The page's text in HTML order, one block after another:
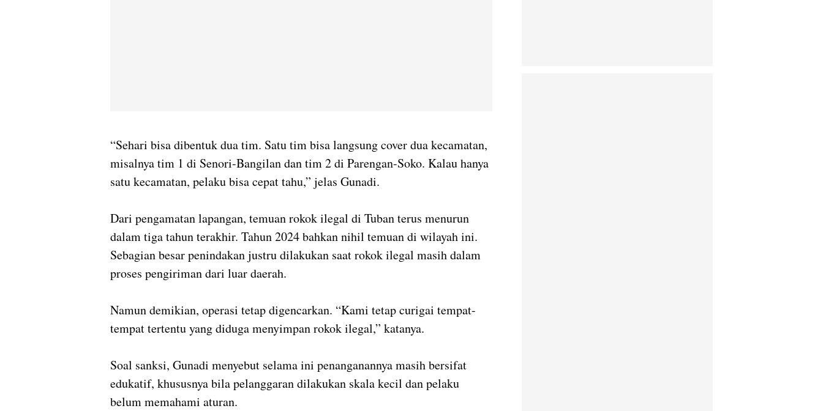
“Sehari bisa dibentuk dua tim. Satu tim bisa langsung cover dua kecamatan,
misalnya tim 1 di Senori-Bangilan dan tim 2 di Parengan-Soko. Kalau hanya
satu kecamatan, pelaku bisa cepat tahu,” jelas Gunadi.
Dari pengamatan lapangan, temuan rokok ilegal di Tuban terus menurun
dalam tiga tahun terakhir. Tahun 2024 bahkan nihil temuan di wilayah ini.
Sebagian besar penindakan justru dilakukan saat rokok ilegal masih dalam
proses pengiriman dari luar daerah.
Namun demikian, operasi tetap digencarkan. “Kami tetap curigai tempat-
tempat tertentu yang diduga menyimpan rokok ilegal,” katanya.
Soal sanksi, Gunadi menyebut selama ini penanganannya masih bersifat
edukatif, khususnya bila pelanggaran dilakukan skala kecil dan pelaku
belum memahami aturan.